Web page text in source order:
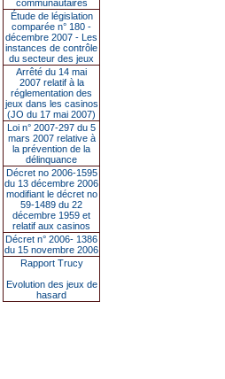
communautaires
Étude de législation
comparée n° 180 -
décembre 2007 - Les
instances de contrôle
du secteur des jeux
Arrêté du 14 mai
2007 relatif à la
réglementation des
jeux dans les casinos
(JO du 17 mai 2007)
Loi n° 2007-297 du 5
mars 2007 relative à
la prévention de la
délinquance
Décret no 2006-1595
du 13 décembre 2006
modifiant le décret no
59-1489 du 22
décembre 1959 et
relatif aux casinos
Décret n° 2006- 1386
du 15 novembre 2006
Rapport Trucy
Evolution des jeux de
hasard